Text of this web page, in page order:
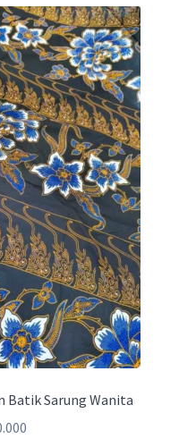
Batik Sarung Wanita